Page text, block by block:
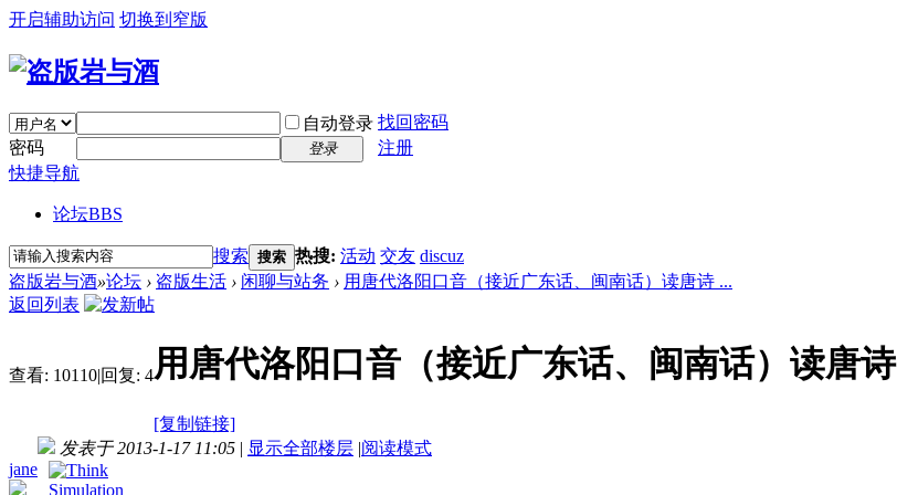
开启辅助访问 切换到窄版
自动登录 找回密码
密码
登录
注册
快捷导航
论坛BBS
搜索 搜索 热搜: 活动 交友 discuz
盗版岩与酒»论坛 › 盗版生活 › 闲聊与站务 › 用唐代洛阳口音（接近广东话、闽南话）读唐诗 ...
返回列表
查看: 10110|回复: 4用唐代洛阳口音（接近广东话、闽南话）读唐诗
[复制链接]
jane
发表于 2013-1-17 11:05 | 显示全部楼层 |阅读模式